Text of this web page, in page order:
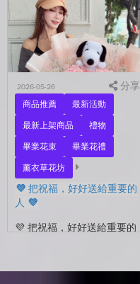
的自己？ 花，不一定要等
到特別的人才能收到。...
2026-05-26 分享
商品推薦
最新活動
最新上架商品
禮物
畢業花束
畢業花禮
薰衣草花坊
💜 把祝福，好好送給重要的
人 💜
💜 把祝福，好好送給重要的
很多，準備往下一段生活前